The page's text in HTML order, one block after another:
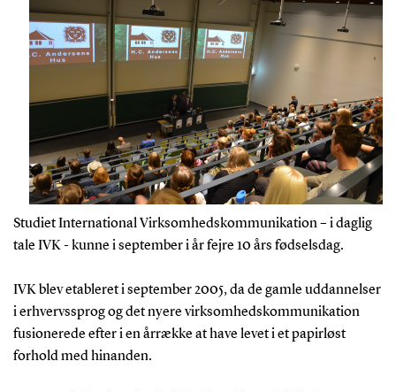
Studiet International Virksomhedskommunikation – i daglig
tale IVK - kunne i september i år fejre 10 års fødselsdag.
IVK blev etableret i september 2005, da de gamle uddannelser
i erhvervssprog og det nyere virksomhedskommunikation
fusionerede efter i en årrække at have levet i et papirløst
forhold med hinanden.